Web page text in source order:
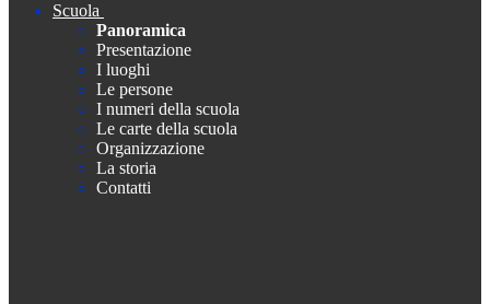
Scuola
Panoramica
Presentazione
I luoghi
Le persone
I numeri della scuola
Le carte della scuola
Organizzazione
La storia
Contatti